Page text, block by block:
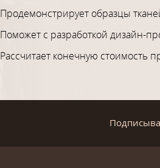
Продемонстрирует образцы
Поможет с разработкой дизайн-
Рассчитает конечную стоимость